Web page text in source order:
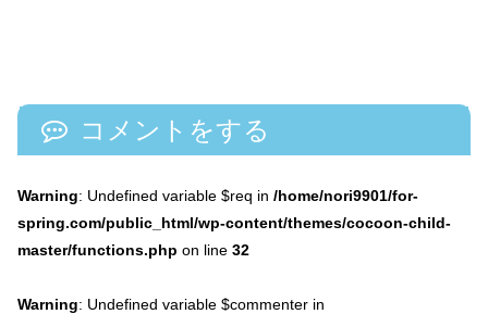
コメントをする
Warning: Undefined variable $req in /home/nori9901/for-
spring.com/public_html/wp-content/themes/cocoon-child-
master/functions.php on line 32
Warning: Undefined variable $commenter in